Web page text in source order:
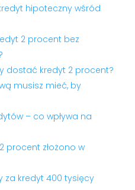
hipoteczny wśród
2 procent bez
dostać kredyt 2 procent?
musisz mieć, by
– co wpływa na
procent złożono w
za kredyt 400 tysięcy